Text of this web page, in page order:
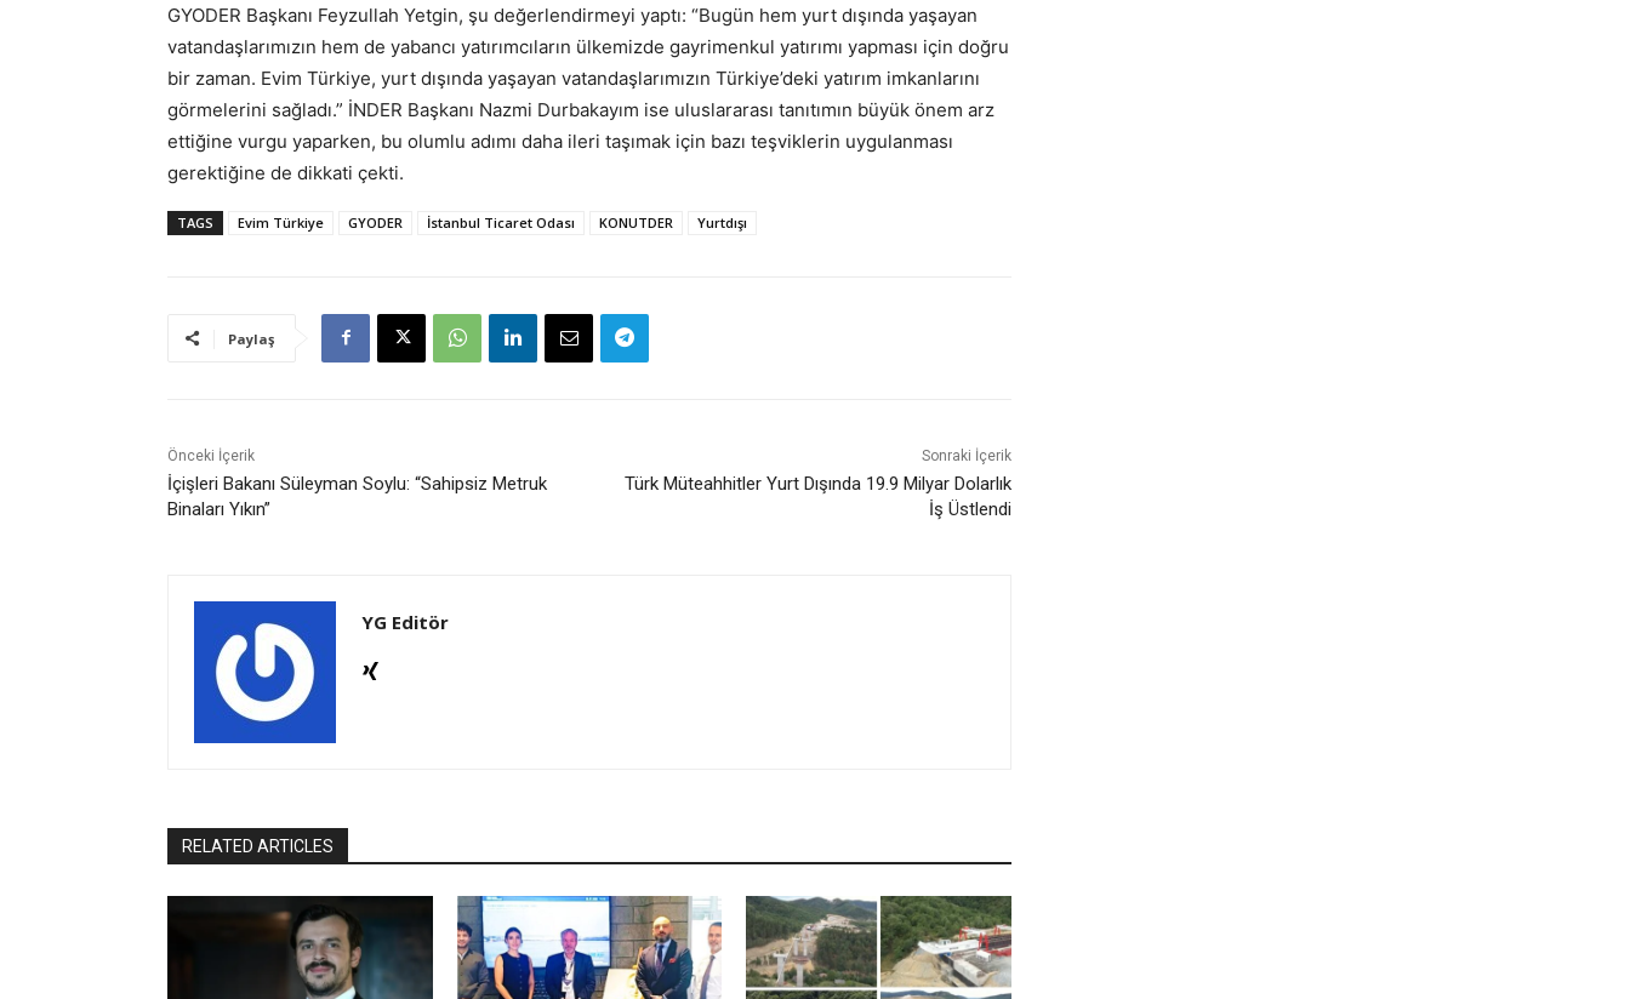
GYODER Başkanı Feyzullah Yetgin, şu değerlendirmeyi yaptı: “Bugün hem yurt dışında yaşayan
vatandaşlarımızın hem de yabancı yatırımcıların ülkemizde gayrimenkul yatırımı yapması için doğru
bir zaman. Evim Türkiye, yurt dışında yaşayan vatandaşlarımızın Türkiye’deki yatırım imkanlarını
görmelerini sağladı.” İNDER Başkanı Nazmi Durbakayım ise uluslararası tanıtımın büyük önem arz
ettiğine vurgu yaparken, bu olumlu adımı daha ileri taşımak için bazı teşviklerin uygulanması
gerektiğine de dikkati çekti.
TAGS Evim Türkiye GYODER İstanbul Ticaret Odası KONUTDER Yurtdışı
Paylaş
Önceki İçerik
İçişleri Bakanı Süleyman Soylu: “Sahipsiz Metruk
Binaları Yıkın”
Sonraki İçerik
Türk Müteahhitler Yurt Dışında 19.9 Milyar Dolarlık
İş Üstlendi
YG Editör
RELATED ARTICLES